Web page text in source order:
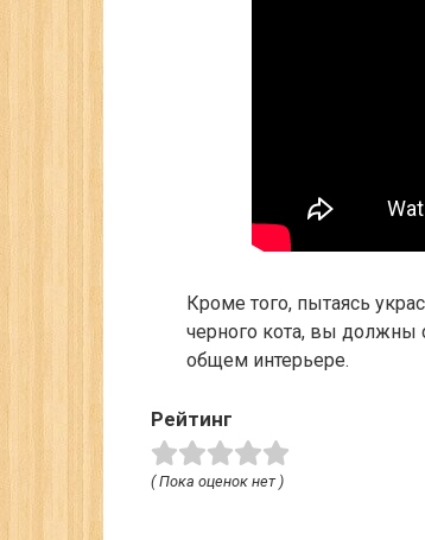
Кроме того, пытаясь
черного кота, вы должны
общем интерьере.
Рейтинг
( Пока оценок нет )